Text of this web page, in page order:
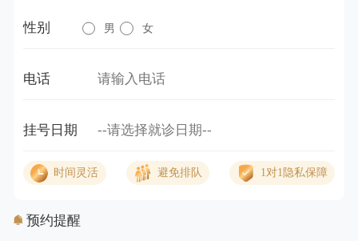
性别 男 女
电话
挂号日期
时间灵活 避免排队 1对1隐私保障
预约提醒